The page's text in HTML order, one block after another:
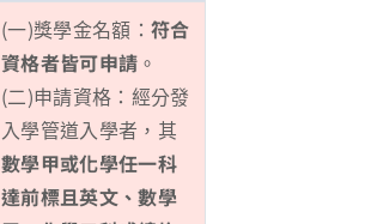
(一)獎學金名額： 符合
資格者皆可申請 。
(二)申請資格：經分發
入學管道入學者，其
數學甲或化學任一科
達前標且英文、數學